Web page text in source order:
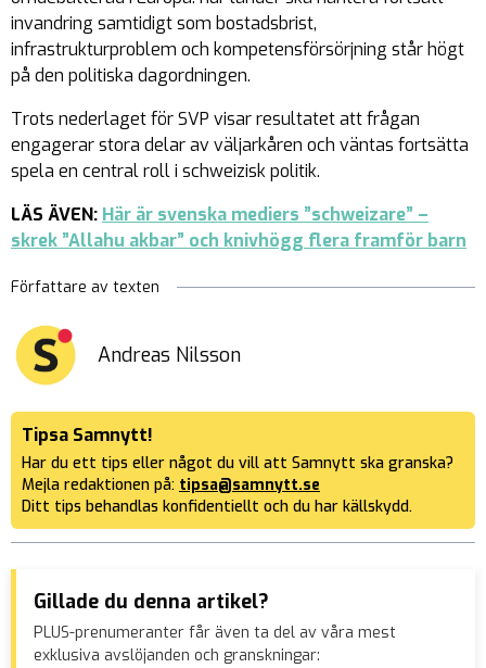
invandring samtidigt som bostadsbrist,
infrastrukturproblem och kompetensförsörjning står högt
på den politiska dagordningen.
Trots nederlaget för SVP visar resultatet att frågan
engagerar stora delar av väljarkåren och väntas fortsätta
spela en central roll i schweizisk politik.
LÄS ÄVEN: Här är svenska mediers ”schweizare” –
skrek ”Allahu akbar” och knivhögg flera framför barn
Författare av texten
Andreas Nilsson
Tipsa Samnytt!
Har du ett tips eller något du vill att Samnytt ska granska?
Mejla redaktionen på: tipsa@samnytt.se
Ditt tips behandlas konfidentiellt och du har källskydd.
Gillade du denna artikel?
PLUS-prenumeranter får även ta del av våra mest
exklusiva avslöjanden och granskningar: